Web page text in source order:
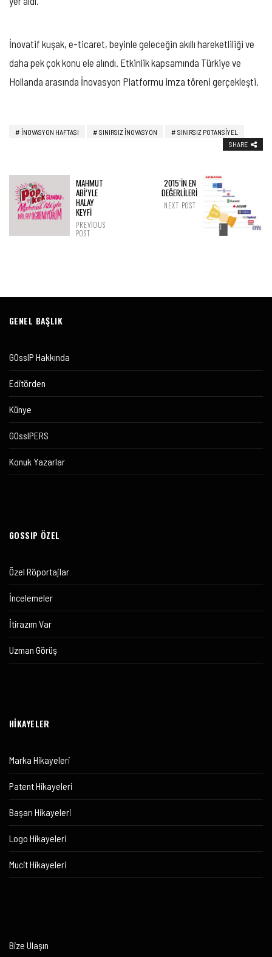
İnovatif kuşak, e-ticaret, beyinle geleceğin akıllı hareketliliği ve
daha pek çok konu ele alındı. Etkinlik kapsamında Türkiye ve
Hollanda arasında İnovasyon Platformu imza töreni gerçekleşti.
INOVASYON HAFTASI SINIRSIZ INOVASYON
SINIRSIZ POTANSIYEL
SHARE
MAHMUT
ABİ’YLE
HALAY
KEYFİ
PREVIOUS
POST
2015’İN EN
DEĞERLİLERİ
NEXT POST
GENEL BAŞLIK
GOssIP Hakkında
Editörden
Künye
GOssIPERS
Konuk Yazarlar
GOSSIP ÖZEL
Özel Röportajlar
İncelemeler
İtirazım Var
Uzman Görüş
HİKAYELER
Marka Hikayeleri
Patent Hikayeleri
Başarı Hikayeleri
Logo Hikayeleri
Mucit Hikayeleri
Bize Ulaşın